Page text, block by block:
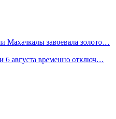
Махачкалы завоевала золото…
6 августа временно отключ…